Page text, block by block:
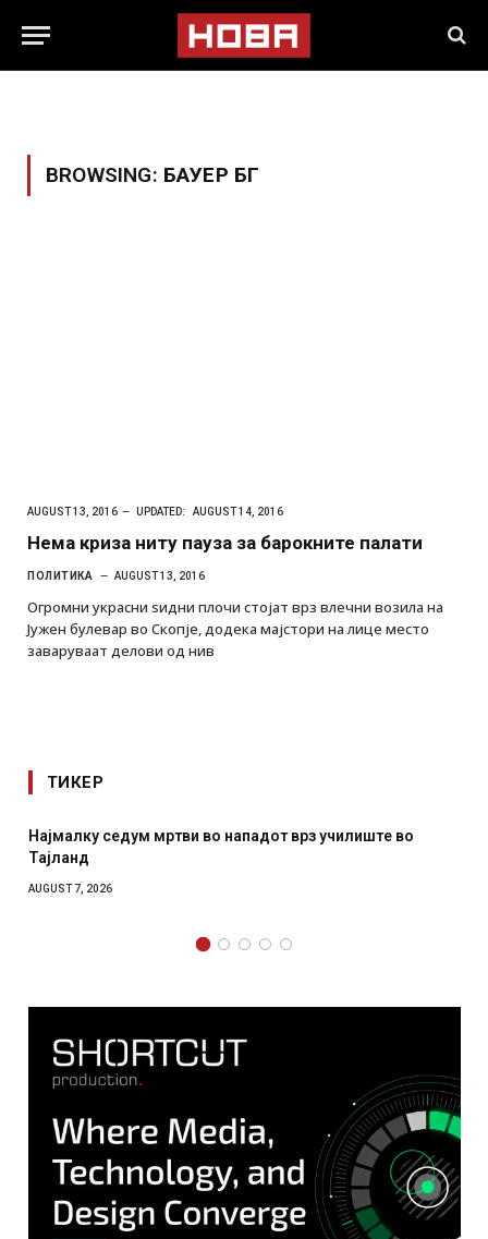
BROWSING: БАУЕР БГ
AUGUST 13, 2016 UPDATED: AUGUST 14, 2016
Нема криза ниту пауза за барокните палати
ПОЛИТИКА AUGUST 13, 2016
Огромни украсни ѕидни плочи стојат врз влечни возила на
Јужен булевар во Скопје, додека мајстори на лице место
заваруваат делови од нив
ТИКЕР
во
СОЗИС: Украинците повеќе им веруваат на